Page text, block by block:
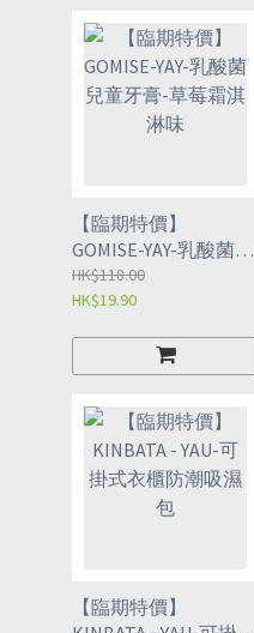
【臨期特價】
GOMISE-YAY-乳酸菌兒
童牙膏-草莓霜淇淋味
HK$118.00
HK$19.90
【臨期特價】